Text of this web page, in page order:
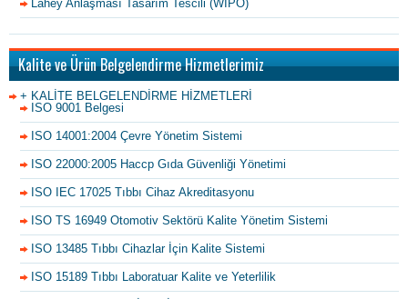
Lahey Anlaşması Tasarım Tescili (WIPO)
Kalite ve Ürün Belgelendirme Hizmetlerimiz
+ KALİTE BELGELENDİRME HİZMETLERİ
ISO 9001 Belgesi
ISO 14001:2004 Çevre Yönetim Sistemi
ISO 22000:2005 Haccp Gıda Güvenliği Yönetimi
ISO IEC 17025 Tıbbı Cihaz Akreditasyonu
ISO TS 16949 Otomotiv Sektörü Kalite Yönetim Sistemi
ISO 13485 Tıbbı Cihazlar İçin Kalite Sistemi
ISO 15189 Tıbbı Laboratuar Kalite ve Yeterlilik